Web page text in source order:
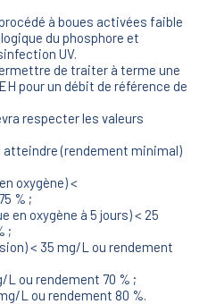
à boues activées faible
du phosphore et
UV.
de traiter à terme une
pour un débit de référence de
respecter les valeurs
(rendement minimal)
oxygène) <
% ;
en oxygène à 5 jours) < 25
;
< 35 mg/L ou rendement
L ou rendement 70 % ;
L ou rendement 80 %.